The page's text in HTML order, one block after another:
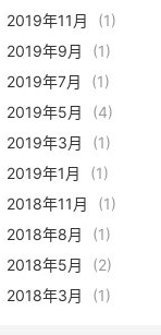
2019年11月
(1)
2019年9月
(1)
2019年7月
(1)
2019年5月
(4)
2019年3月
(1)
2019年1月
(1)
2018年11月
(1)
2018年8月
(1)
2018年5月
(2)
2018年3月
(1)